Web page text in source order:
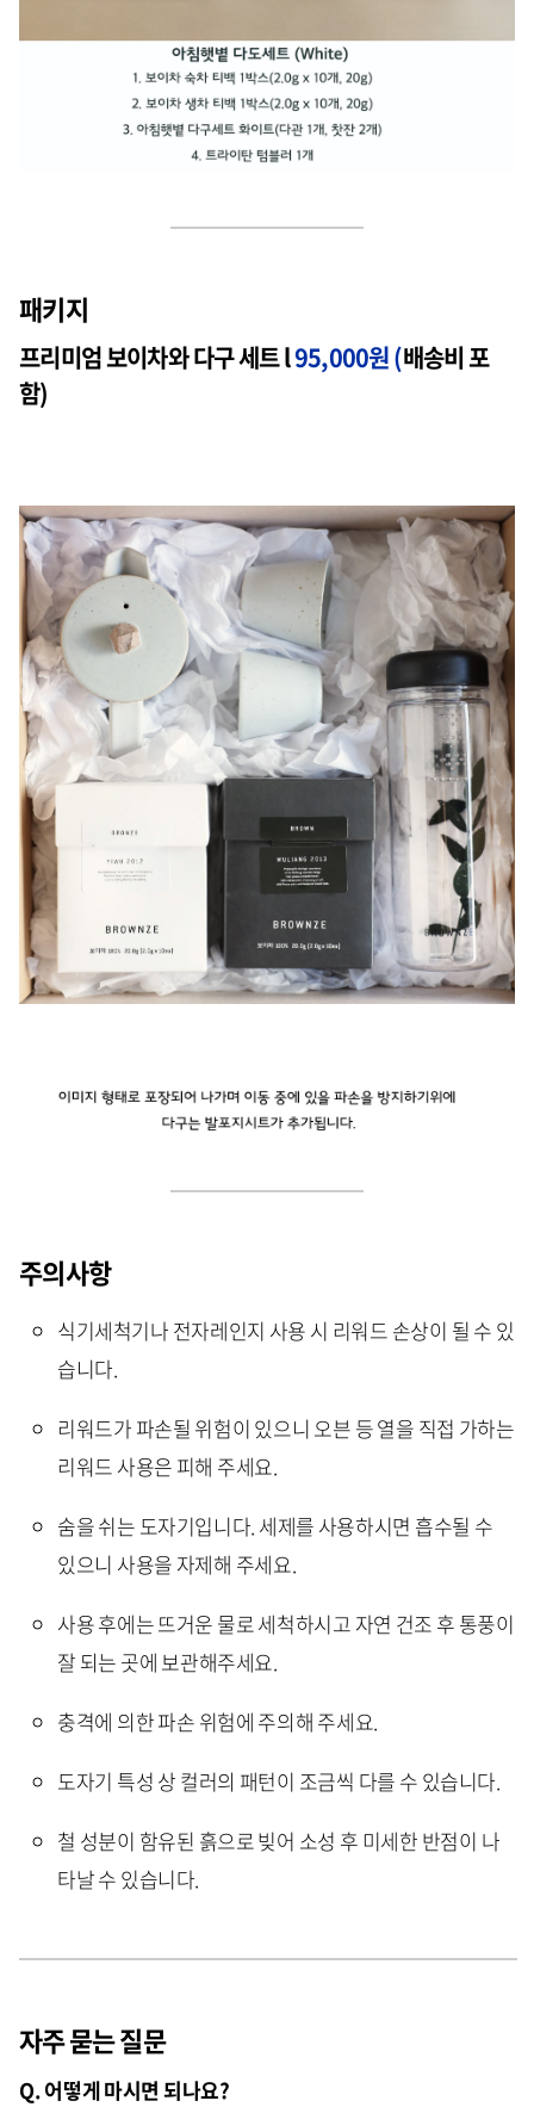
패키지
프리미엄 보이차와 다구 세트 l95,000원 (배송비 포
함)
주의사항
식기세척기나 전자레인지 사용 시 리워드 손상이 될 수 있
습니다.
리워드가 파손될 위험이 있으니 오븐 등 열을 직접 가하는
리워드 사용은 피해 주세요.
숨을 쉬는 도자기입니다. 세제를 사용하시면 흡수될 수
있으니 사용을 자제해 주세요.
사용 후에는 뜨거운 물로 세척하시고 자연 건조 후 통풍이
잘 되는 곳에 보관해주세요.
충격에 의한 파손 위험에 주의해 주세요.
도자기 특성 상 컬러의 패턴이 조금씩 다를 수 있습니다.
철 성분이 함유된 흙으로 빚어 소성 후 미세한 반점이 나
타날 수 있습니다.
자주 묻는 질문
Q. 어떻게 마시면 되나요?